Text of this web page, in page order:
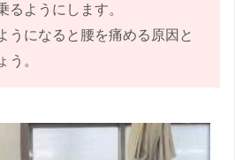
るようにします。
うになると腰を痛める原因と
う。